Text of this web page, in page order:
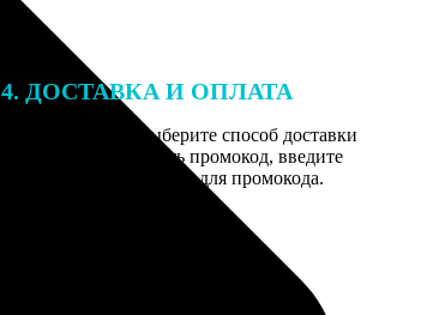
4. ДОСТАВКА И ОПЛАТА
Введите адрес и выберите способ доставки
заказа. Если у вас есть промокод, введите
его в специальное поле для промокода.